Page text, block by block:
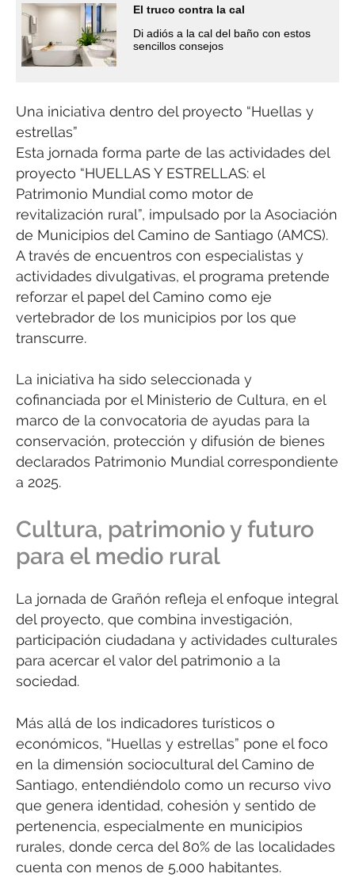
El truco contra la cal
Di adiós a la cal del baño con estos
sencillos consejos
Una iniciativa dentro del proyecto “Huellas y
estrellas”
Esta jornada forma parte de las actividades del
proyecto “HUELLAS Y ESTRELLAS: el
Patrimonio Mundial como motor de
revitalización rural”, impulsado por la Asociación
de Municipios del Camino de Santiago (AMCS).
A través de encuentros con especialistas y
actividades divulgativas, el programa pretende
reforzar el papel del Camino como eje
vertebrador de los municipios por los que
transcurre.
La iniciativa ha sido seleccionada y
cofinanciada por el Ministerio de Cultura, en el
marco de la convocatoria de ayudas para la
conservación, protección y difusión de bienes
declarados Patrimonio Mundial correspondiente
a 2025.
Cultura, patrimonio y futuro
para el medio rural
La jornada de Grañón refleja el enfoque integral
del proyecto, que combina investigación,
participación ciudadana y actividades culturales
para acercar el valor del patrimonio a la
sociedad.
Más allá de los indicadores turísticos o
económicos, “Huellas y estrellas” pone el foco
en la dimensión sociocultural del Camino de
Santiago, entendiéndolo como un recurso vivo
que genera identidad, cohesión y sentido de
pertenencia, especialmente en municipios
rurales, donde cerca del 80% de las localidades
cuenta con menos de 5.000 habitantes.